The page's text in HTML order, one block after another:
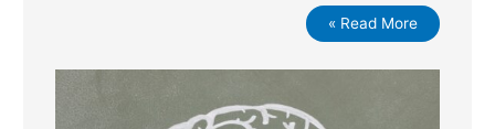
Read More »